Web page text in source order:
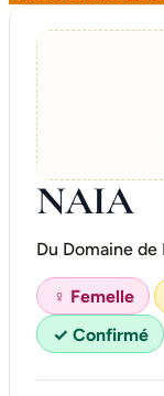
NAIA
Du Domaine
♀ Femelle
✓ Confirmé